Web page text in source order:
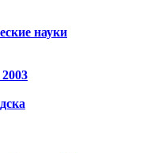
науки